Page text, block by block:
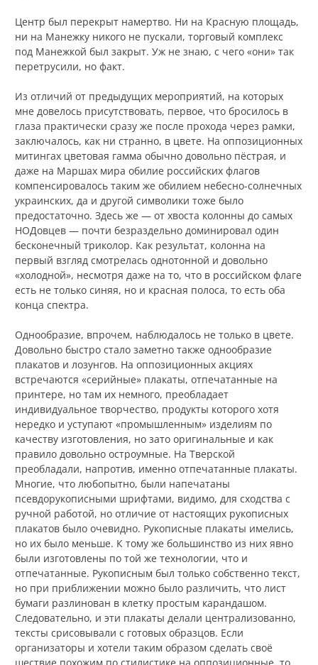
Центр был перекрыт намертво. Ни на Красную площадь,
ни на Манежку никого не пускали, торговый комплекс
под Манежкой был закрыт. Уж не знаю, с чего «они» так
перетрусили, но факт.
Из отличий от предыдущих мероприятий, на которых
мне довелось присутствовать, первое, что бросилось в
глаза практически сразу же после прохода через рамки,
заключалось, как ни странно, в цвете. На оппозиционных
митингах цветовая гамма обычно довольно пёстрая, и
даже на Маршах мира обилие российских флагов
компенсировалось таким же обилием небесно-солнечных
украинских, да и другой символики тоже было
предостаточно. Здесь же — от хвоста колонны до самых
НОДовцев — почти безраздельно доминировал один
бесконечный триколор. Как результат, колонна на
первый взгляд смотрелась однотонной и довольно
«холодной», несмотря даже на то, что в российском флаге
есть не только синяя, но и красная полоса, то есть оба
конца спектра.
Однообразие, впрочем, наблюдалось не только в цвете.
Довольно быстро стало заметно также однообразие
плакатов и лозунгов. На оппозиционных акциях
встречаются «серийные» плакаты, отпечатанные на
принтере, но там их немного, преобладает
индивидуальное творчество, продукты которого хотя
нередко и уступают «промышленным» изделиям по
качеству изготовления, но зато оригинальные и как
правило довольно остроумные. На Тверской
преобладали, напротив, именно отпечатанные плакаты.
Многие, что любопытно, были напечатаны
псевдорукописными шрифтами, видимо, для сходства с
ручной работой, но отличие от настоящих рукописных
плакатов было очевидно. Рукописные плакаты имелись,
но их было меньше. К тому же большинство из них явно
были изготовлены по той же технологии, что и
отпечатанные. Рукописным был только собственно текст,
но при приближении можно было различить, что лист
бумаги разлинован в клетку простым карандашом.
Следовательно, и эти плакаты делали централизованно,
тексты срисовывали с готовых образцов. Если
организаторы и хотели таким образом сделать своё